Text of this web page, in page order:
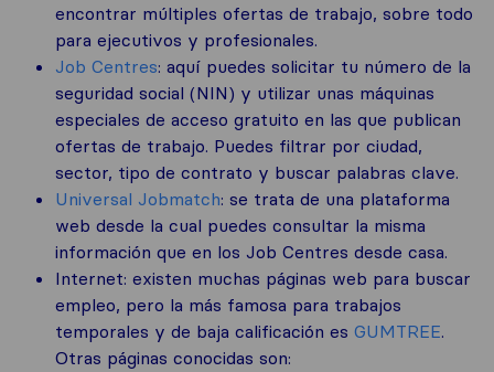
encontrar múltiples ofertas de trabajo, sobre todo
para ejecutivos y profesionales.
Job Centres: aquí puedes solicitar tu número de la
seguridad social (NIN) y utilizar unas máquinas
especiales de acceso gratuito en las que publican
ofertas de trabajo. Puedes filtrar por ciudad,
sector, tipo de contrato y buscar palabras clave.
Universal Jobmatch: se trata de una plataforma
web desde la cual puedes consultar la misma
información que en los Job Centres desde casa.
Internet: existen muchas páginas web para buscar
empleo, pero la más famosa para trabajos
temporales y de baja calificación es GUMTREE.
Otras páginas conocidas son: